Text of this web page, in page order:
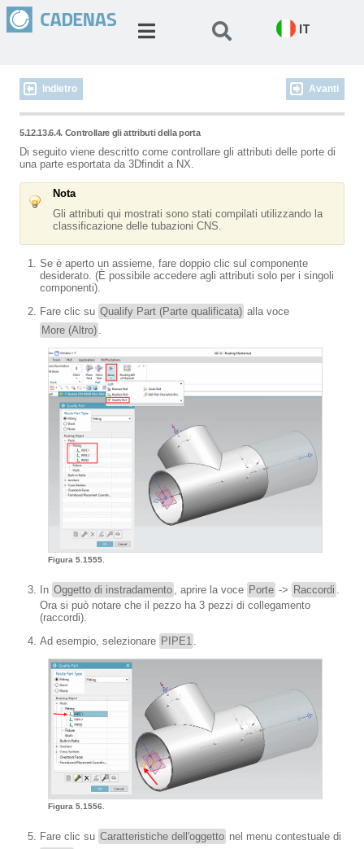
IT
Indietro Avanti
5.12.13.6.4. Controllare gli attributi della porta
Di seguito viene descritto come controllare gli attributi delle porte di
una parte esportata da 3Dfindit a NX.
Nota
Gli attributi qui mostrati sono stati compilati utilizzando la
classificazione delle tubazioni CNS.
Se è aperto un assieme, fare doppio clic sul componente
desiderato. (È possibile accedere agli attributi solo per i singoli
componenti).
Fare clic su Qualify Part (Parte qualificata) alla voce
More (Altro) .
Figura 5.1555.
In Oggetto di instradamento , aprire la voce Porte -> Raccordi
Ora si può notare che il pezzo ha 3 pezzi di collegamento
(raccordi).
Ad esempio, selezionare PIPE1
Figura 5.1556.
Fare clic su Caratteristiche dell'oggetto nel menu contestuale di